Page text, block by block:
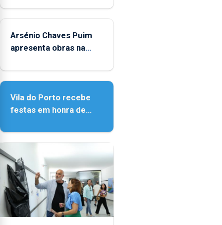
a
de
alterações
ecossistema
e
a
fiscalização
marítimas.
Verão"
Arsénio Chaves Puim
apresenta obras na
Porto
Vila do Porto recebe
festas em honra de
Assunção